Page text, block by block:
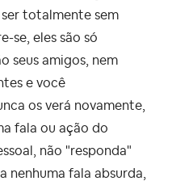
totalmente sem
se, eles são só
seus amigos, nem
e você
os verá novamente,
fala ou ação do
não "responda"
nenhuma fala absurda,